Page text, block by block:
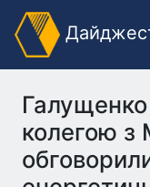
Галущенко
колегою з